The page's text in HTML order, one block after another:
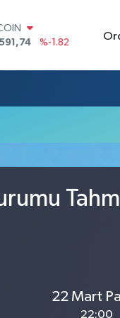
%-1.82
%0.02
22 Mart
22:00